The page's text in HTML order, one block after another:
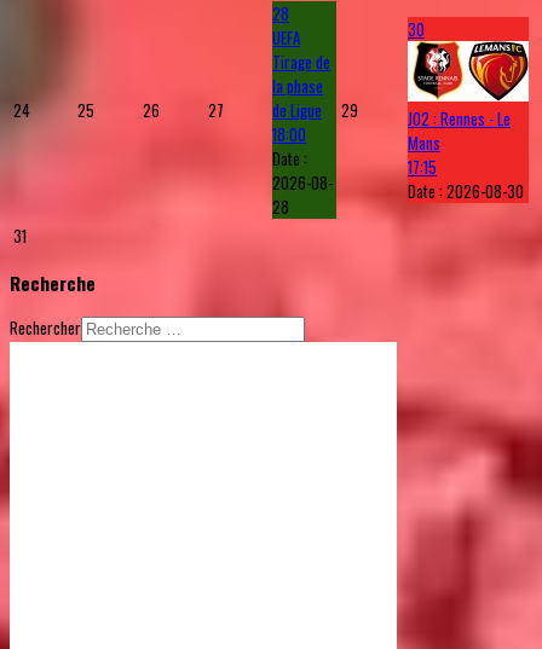
24 25 26 27
28
UEFA
Tirage de
la phase
de Ligue
18:00
Date :
2026-08-
28
29
30
J02 : Rennes - Le
Mans
17:15
Date :2026-08-30
31
Recherche
Rechercher